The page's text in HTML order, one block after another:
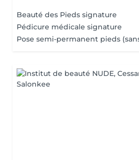
Beauté des Pieds signature
Pédicure médicale signature
Pose semi-permanent pieds